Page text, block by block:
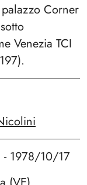
Corner
Venezia TCI
- 1978/10/17